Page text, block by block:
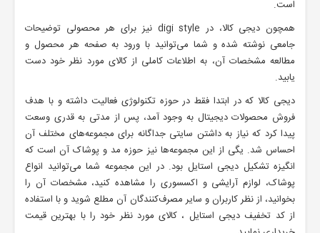
است.
همچون دیجی کالا، در digi style نیز برای هر محصولی توضیحات
جامعی نوشته شده و شما می‌توانید با ورود به صفحه هر محصول و
مطالعه مشخصات آن، به اطلاعات کاملی از کالای مورد نظر خود دست
یابید.
دیجی کالا که در ابتدا فقط در حوزه تکنولوژی فعالیت داشته و با هدف
فروش محصولات دیجیتال به وجود آمد، پس از مدتی به قدری وسعت
پیدا کرد که نیاز به داشتن سایتی جداگانه برای مجموعه‌های مختلف آن
احساس شد. یگی از این مجموعه‌ها نیز حوزه مد و پوشاک آن است که
انگیزه تشکیل دیجی استایل بود. در این مجموعه شما می‌توانید انواع
پوشاک، لوازم آرایشی و اکسسوری را مشاهده کنید، مشخصات آن را
بخوانید، از نظر کاربران و سایر مصرف‌کنندگان آن مطلع شوید و با استفاده
از کد تخفیف دیجی استایل ، کالای مورد نظر خود را با بهترین قیمت